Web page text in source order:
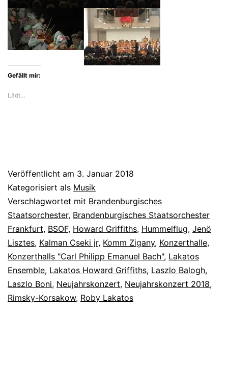
letztes
Jahr
in
Frankfurt
mit
Gypsy-
Gefällt mir:
Lädt…
Veröffentlicht am 3. Januar 2018
Kategorisiert als Musik
Verschlagwortet mit Brandenburgisches
Staatsorchester, Brandenburgisches Staatsorchester
Frankfurt, BSOF, Howard Griffiths, Hummelflug, Jenö
Lisztes, Kalman Cseki jr, Komm Zigany, Konzerthalle,
Konzerthalls "Carl Philipp Emanuel Bach", Lakatos
Ensemble, Lakatos Howard Griffiths, Laszlo Balogh,
Laszlo Boni, Neujahrskonzert, Neujahrskonzert 2018,
Rimsky-Korsakow, Roby Lakatos